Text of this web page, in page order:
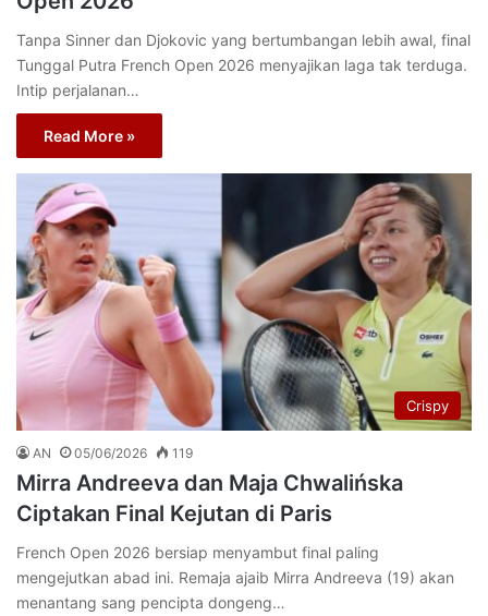
Tanpa Sinner dan Djokovic yang bertumbangan lebih awal, final
Tunggal Putra French Open 2026 menyajikan laga tak terduga.
Intip perjalanan…
Read More »
Crispy
AN 05/06/2026 119
Mirra Andreeva dan Maja Chwalińska
Ciptakan Final Kejutan di Paris
French Open 2026 bersiap menyambut final paling
mengejutkan abad ini. Remaja ajaib Mirra Andreeva (19) akan
menantang sang pencipta dongeng…